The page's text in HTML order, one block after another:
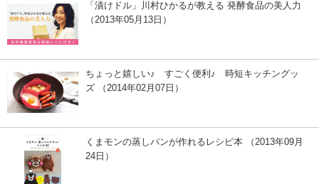
「漬けドル」川村ひかるが教える 発酵食品の美人力
（2013年05月13日）
ちょっと嬉しい♪ すごく便利♪ 時短キッチングッ
ズ （2014年02月07日）
くまモンの蒸しパンが作れるレシピ本 （2013年09月
24日）